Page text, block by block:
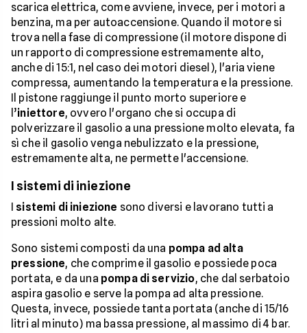
scarica elettrica, come avviene, invece, per i motori a
benzina, ma per autoaccensione. Quando il motore si
trova nella fase di compressione (il motore dispone di
un rapporto di compressione estremamente alto,
anche di 15:1, nel caso dei motori diesel), l'aria viene
compressa, aumentando la temperatura e la pressione.
Il pistone raggiunge il punto morto superiore e
l’iniettore, ovvero l'organo che si occupa di
polverizzare il gasolio a una pressione molto elevata, fa
sì che il gasolio venga nebulizzato e la pressione,
estremamente alta, ne permette l'accensione.
I sistemi di iniezione
I sistemi di iniezione sono diversi e lavorano tutti a
pressioni molto alte.
Sono sistemi composti da una pompa ad alta
pressione, che comprime il gasolio e possiede poca
portata, e da una pompa di servizio, che dal serbatoio
aspira gasolio e serve la pompa ad alta pressione.
Questa, invece, possiede tanta portata (anche di 15/16
litri al minuto) ma bassa pressione, al massimo di 4 bar.